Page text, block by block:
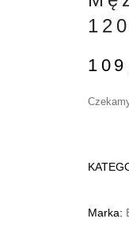
Marka: